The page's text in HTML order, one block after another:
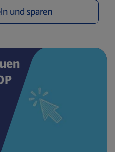
und sparen